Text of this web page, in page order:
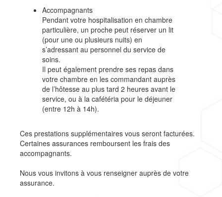
Accompagnants
Pendant votre hospitalisation en chambre
particulière, un proche peut réserver un lit
(pour une ou plusieurs nuits) en
s’adressant au personnel du service de
soins.
Il peut également prendre ses repas dans
votre chambre en les commandant auprès
de l’hôtesse au plus tard 2 heures avant le
service, ou à la cafétéria pour le déjeuner
(entre 12h à 14h).
Ces prestations supplémentaires vous seront facturées.
Certaines assurances remboursent les frais des
accompagnants.
Nous vous invitons à vous renseigner auprès de votre
assurance.